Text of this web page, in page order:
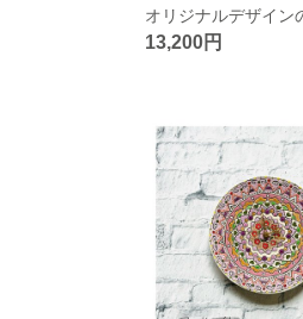
13,200円